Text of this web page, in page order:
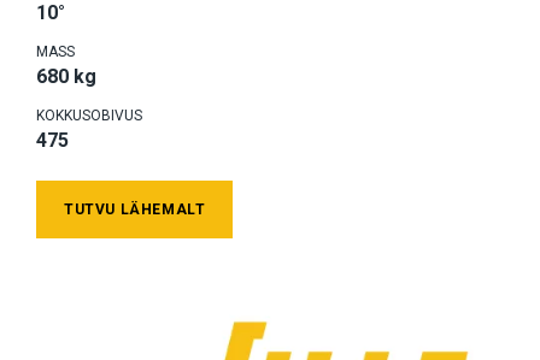
10°
MASS
680 kg
KOKKUSOBIVUS
475
TUTVU LÄHEMALT